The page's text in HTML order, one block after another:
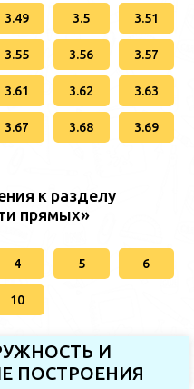
3.49 3.5 3.51
3.55 3.56 3.57
3.61 3.62 3.63
3.67 3.68 3.69
к разделу
прямых»
4 5 6
10
И
ПОСТРОЕНИЯ